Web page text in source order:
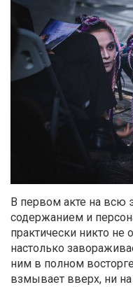
В первом акте на всю
содержанием и
практически никто не
настолько
ним в полном
взмывает вверх, ни